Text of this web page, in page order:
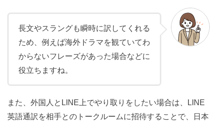
長文やスラングも瞬時に訳してくれる
ため、例えば海外ドラマを観ていてわ
からないフレーズがあった場合などに
役立ちますね。
また、外国人とLINE上でやり取りをしたい場合は、LINE
英語通訳を相手とのトークルームに招待することで、日本